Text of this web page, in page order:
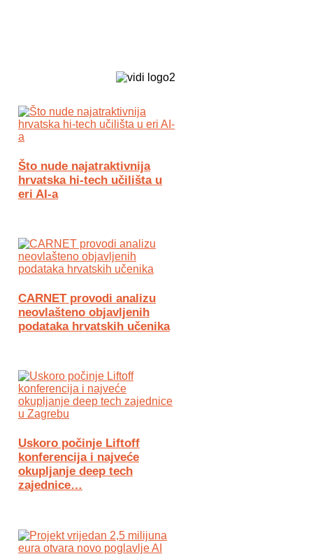
Što nude najatraktivnija
hrvatska hi-tech učilišta u
eri AI-a
CARNET provodi analizu
neovlašteno objavljenih
podataka hrvatskih učenika
Uskoro počinje Liftoff
konferencija i najveće
okupljanje deep tech
zajednice…